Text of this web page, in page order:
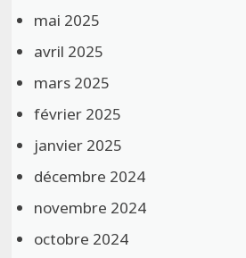
mai 2025
avril 2025
mars 2025
février 2025
janvier 2025
décembre 2024
novembre 2024
octobre 2024